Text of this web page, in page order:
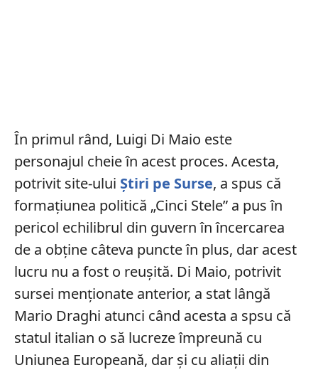
În primul rând, Luigi Di Maio este
personajul cheie în acest proces. Acesta,
potrivit site-ului Știri pe Surse, a spus că
formațiunea politică „Cinci Stele” a pus în
pericol echilibrul din guvern în încercarea
de a obține câteva puncte în plus, dar acest
lucru nu a fost o reușită. Di Maio, potrivit
sursei menționate anterior, a stat lângă
Mario Draghi atunci când acesta a spsu că
statul italian o să lucreze împreună cu
Uniunea Europeană, dar și cu aliații din